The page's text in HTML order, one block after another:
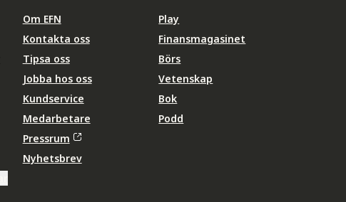
Om EFN
Kontakta oss
Tipsa oss
Jobba hos oss
Kundservice
Medarbetare
Pressrum
Nyhetsbrev
Play
Finansmagasinet
Börs
Vetenskap
Bok
Podd